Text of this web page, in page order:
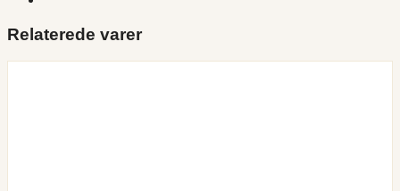
Relaterede varer